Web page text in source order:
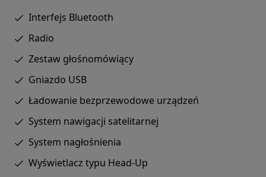
Interfejs Bluetooth
Radio
Zestaw głośnomówiący
Gniazdo USB
Ładowanie bezprzewodowe urządzeń
System nawigacji satelitarnej
System nagłośnienia
Wyświetlacz typu Head-Up